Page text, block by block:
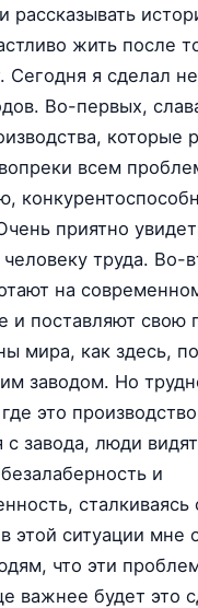
рассказывать
жить после
Сегодня я сделал
Во-первых,
которые
всем
приятно
труда. Во-
на
и поставляют свою
мира, как здесь,
заводом. Но
это
завода, люди
и
этой ситуации мне
что эти
важнее будет это